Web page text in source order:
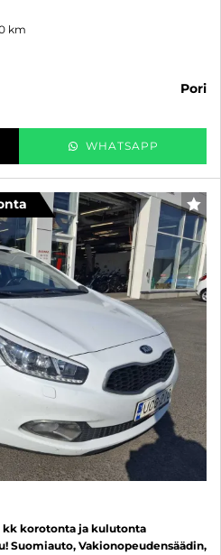
km
pori
WHATSAPP
kk korotonta ja kulutonta
Suomiauto, Vakionopeudensäädin,